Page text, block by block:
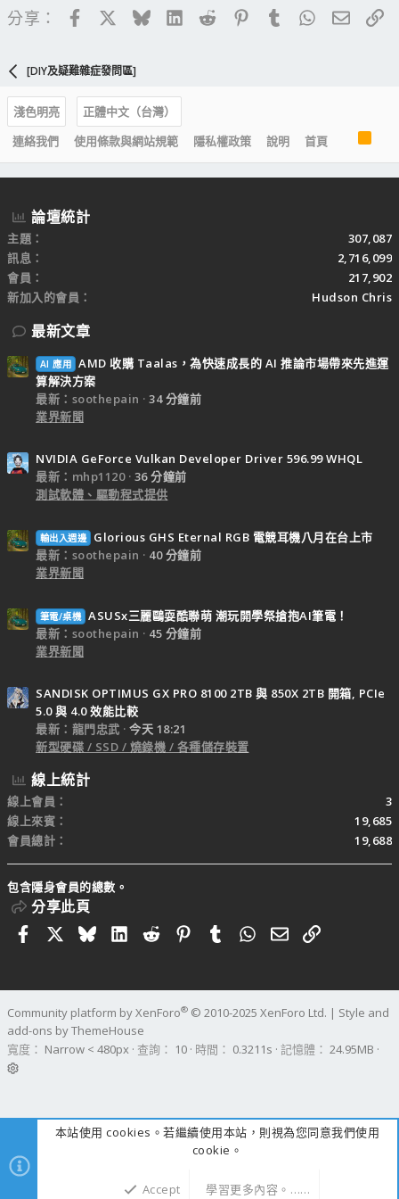
分享： FacebookBlueskyLinkedIn
Reddit PinterestTumblrWhatsApp
電子
[DIY及疑難雜症發問區]
淺色明亮
正體中文（台灣）
連絡我們
使用條款與網站規範 隱私權政策 說明 首頁
S
論壇統計
主題
307,087
訊息
2,716,099
會員
217,902
新加入的會員
Hudson Chris
最新文章
AI 應用 AMD 收購 Taalas，為快速成長的 AI 推論市場帶來先進運
算解決方案
最新：soothepain
34 分鐘前
業界新聞
NVIDIA GeForce Vulkan Developer Driver 596.99 WHQL
最新：mhp1120
36 分鐘前
測試軟體、驅動程式提供
輸出入週邊
Glorious GHS Eternal RGB 電競耳機八月在台上市
最新：soothepain
40 分鐘前
業界新聞
筆電/桌機 ASUSx三麗鷗耍酷聯萌 潮玩開學祭搶抱AI筆電！
最新：soothepain
45 分鐘前
業界新聞
SANDISK OPTIMUS GX PRO 8100 2TB 與 850X 2TB 開箱, PCIe
5.0 與 4.0 效能比較
最新：龍門忠武
今天 18:21
新型硬碟 / SSD / 燒錄機 / 各種儲存裝置
線上統計
線上會員
3
線上來賓
19,685
會員總計
19,688
包含隱身會員的總數。
分享此頁
FacebookBlueskyLinkedIn
RedditPinterestTumblrWhatsApp
電子郵件
連結
Community platform by XenForo® © 2010-2025 XenForo Ltd. | Style and
add-ons by ThemeHouse
寬度
查詢 10 時間 0.3211s 記憶體 24.95MB
本站使用 cookies。若繼續使用本站，則視為您同意我們使用
cookie。
Accept 學習更多內容。……